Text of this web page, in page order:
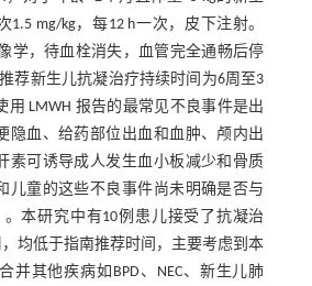
1.5 mg/kg，每12 h一次，皮下注射。
学，待血栓消失，血管完全通畅后停
荐新生儿抗凝治疗持续时间为6周至3
用 LMWH 报告的最常见不良事件是出
隐血、给药部位出血和血肿、颅内出
素可诱导成人发生血小板减少和骨质
儿童的这些不良事件尚未明确是否与
。本研究中有10例患儿接受了抗凝治
均低于指南推荐时间，主要考虑到本
并其他疾病如BPD、NEC、新生儿肺